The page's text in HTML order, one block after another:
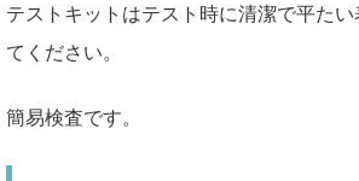
テストキットはテスト時に清潔で平た
てください。
簡易検査です。